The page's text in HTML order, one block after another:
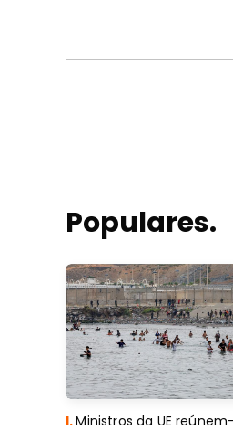
Populares.
I.Ministros da UE